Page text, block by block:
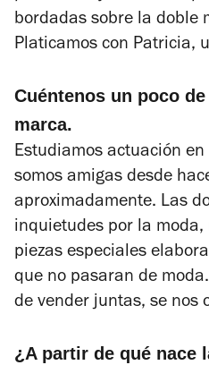
bordadas sobre la doble
Platicamos con Patricia,
Cuéntenos un poco
marca.
Estudiamos actuación
somos amigas desde
aproximadamente. Las
inquietudes por la
piezas especiales
que no pasaran de
de vender juntas, se nos
¿A partir de qué nace